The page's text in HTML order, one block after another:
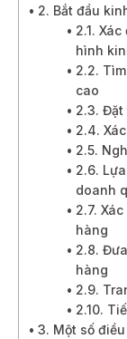
2. Bắt đầu
2.1.
hình
2.2.
cao
2.3.
2.4.
2.5.
2.6.
doanh
2.7.
hàng
2.8.
hàng
2.9.
2.10.
3. Một số